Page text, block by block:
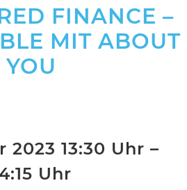
FINANCE –
MIT ABOUT
YOU
2023 13:30 Uhr –
Uhr